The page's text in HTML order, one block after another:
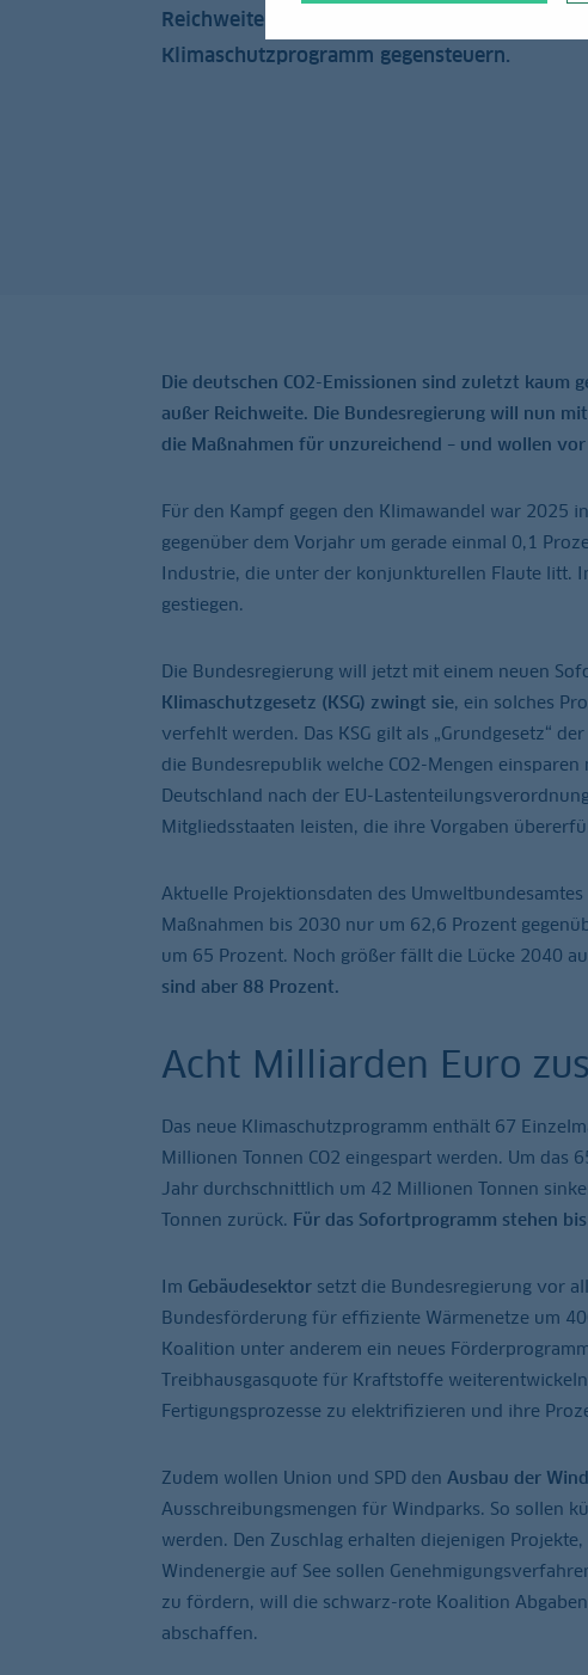
Reichweite. Die Bundesregierung will nun mit
Klimaschutzprogramm gegensteuern.
Die deutschen CO2-Emissionen sind zuletzt kaum
außer Reichweite. Die Bundesregierung will nun
die Maßnahmen für unzureichend – und wollen vor
Für den Kampf gegen den Klimawandel war 2025
gegenüber dem Vorjahr um gerade einmal 0,1
Industrie, die unter der konjunkturellen Flaute litt.
gestiegen.
Die Bundesregierung will jetzt mit einem neuen
Klimaschutzgesetz (KSG) zwingt sie, ein solches
verfehlt werden. Das KSG gilt als „Grundgesetz“
die Bundesrepublik welche CO2-Mengen
Deutschland nach der EU-
Mitgliedsstaaten leisten, die ihre Vorgaben
Aktuelle Projektionsdaten des
Maßnahmen bis 2030 nur um 62,6 Prozent
um 65 Prozent. Noch größer fällt die Lücke 2040
sind aber 88 Prozent.
Acht Milliarden Euro
Das neue Klimaschutzprogramm enthält 67
Millionen Tonnen CO2 eingespart werden. Um
Jahr durchschnittlich um 42 Millionen Tonnen
Tonnen zurück. Für das Sofortprogramm stehen
Im Gebäudesektorsetzt die Bundesregierung vor
Bundesförderung für effiziente Wärmenetze um
Koalition unter anderem ein neues
Treibhausgasquote für Kraftstoffe
Fertigungsprozesse zu elektrifizieren und ihre
Zudem wollen Union und SPD den Ausbau der
Ausschreibungsmengen für Windparks. So sollen
werden. Den Zuschlag erhalten diejenigen
Windenergie auf See sollen
zu fördern, will die schwarz-rote Koalition
abschaffen.